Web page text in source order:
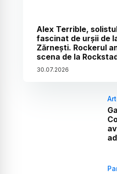
Alex Terrible,
fascinat de urșii de
Zărnești. Rockerul
scena de la
30.07.2026